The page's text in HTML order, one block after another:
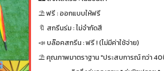
⛱ ฟรี : ออกแบบให้ฟรี
🔖 สกรีนร่ม : ไม่จำกัดสี
📣 บล๊อคสกรีน : ฟรี ! (ไม่มีค่าใช้จ่าย)
⛱ คุณภาพมาตราฐาน "ประสบการณ์ กว่า